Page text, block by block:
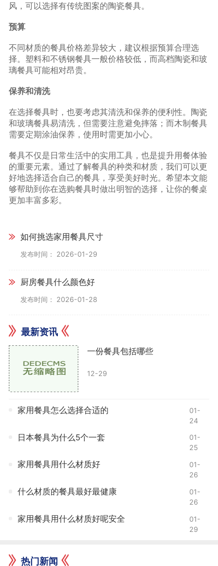
风，可以选择有传统图案的陶瓷餐具。
预算
不同材质的餐具价格差异较大，建议根据预算合理选
择。塑料和不锈钢餐具一般价格较低，而高档陶瓷和玻
璃餐具可能相对昂贵。
保养和清洗
在选择餐具时，也要考虑其清洗和保养的便利性。陶瓷
和玻璃餐具易清洗，但需要注意避免摔落；而木制餐具
需要定期涂油保养，使用时需更加小心。
餐具不仅是日常生活中的实用工具，也是提升用餐体验
的重要元素。通过了解餐具的种类和材质，我们可以更
好地选择适合自己的餐具，享受美好时光。希望本文能
够帮助到你在选购餐具时做出明智的选择，让你的餐桌
更加丰富多彩。
如何挑选家用餐具尺寸
发布时间： 2026-01-29
厨房餐具什么颜色好
发布时间： 2026-01-28
最新资讯
一份餐具包括哪些
12-29
家用餐具怎么选择合适的
01-
24
日本餐具为什么5个一套
01-
25
家用餐具用什么材质好
01-
26
什么材质的餐具最好最健康
01-
26
家用餐具用什么材质好呢安全
01-
29
热门新闻